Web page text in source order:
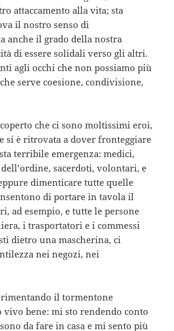
attaccamento alla vita; sta
il nostro senso di
anche il grado della nostra
di essere solidali verso gli altri.
agli occhi che non possiamo più
serve coesione, condivisione,
che ci sono moltissimi eroi,
si è ritrovata a dover fronteggiare
terribile emergenza: medici,
sacerdoti, volontari, e
dimenticare tutte quelle
di portare in tavola il
ad esempio, e tutte le persone
i trasportatori e i commessi
dietro una mascherina, ci
nei negozi, nei
il tormentone
vivo bene: mi sto rendendo conto
da fare in casa e mi sento più